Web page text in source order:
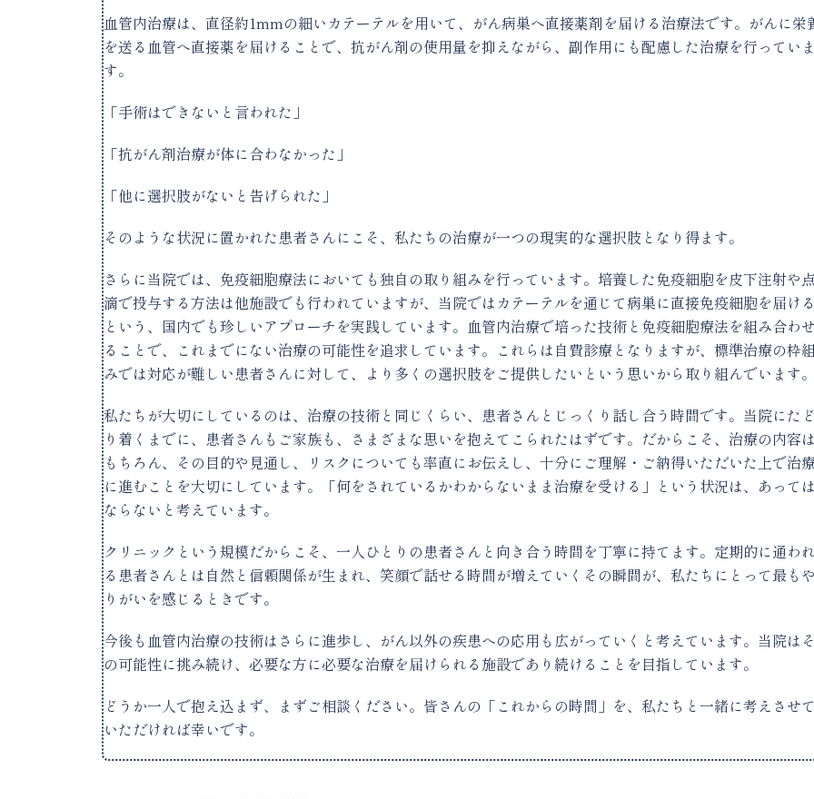
血管内治療は、直径約1mmの細いカテーテルを用いて、がん病巣へ直接薬剤を届ける治療法です。がんに栄
を送る血管へ直接薬を届けることで、抗がん剤の使用量を抑えながら、副作用にも配慮した治療を行っていま
す。
「手術はできないと言われた」
「抗がん剤治療が体に合わなかった」
「他に選択肢がないと告げられた」
そのような状況に置かれた患者さんにこそ、私たちの治療が一つの現実的な選択肢となり得ます。
さらに当院では、免疫細胞療法においても独自の取り組みを行っています。培養した免疫細胞を皮下注射や点
滴で投与する方法は他施設でも行われていますが、当院ではカテーテルを通じて病巣に直接免疫細胞を届ける
という、国内でも珍しいアプローチを実践しています。血管内治療で培った技術と免疫細胞療法を組み合わせ
ることで、これまでにない治療の可能性を追求しています。これらは自費診療となりますが、標準治療の枠組
みでは対応が難しい患者さんに対して、より多くの選択肢をご提供したいという思いから取り組んでいます。
私たちが大切にしているのは、治療の技術と同じくらい、患者さんとじっくり話し合う時間です。当院にたど
り着くまでに、患者さんもご家族も、さまざまな思いを抱えてこられたはずです。だからこそ、治療の内容は
もちろん、その目的や見通し、リスクについても率直にお伝えし、十分にご理解・ご納得いただいた上で治療
に進むことを大切にしています。「何をされているかわからないまま治療を受ける」という状況は、あっては
ならないと考えています。
クリニックという規模だからこそ、一人ひとりの患者さんと向き合う時間を丁寧に持てます。定期的に通わ
る患者さんとは自然と信頼関係が生まれ、笑顔で話せる時間が増えていくその瞬間が、私たちにとって最もや
りがいを感じるときです。
今後も血管内治療の技術はさらに進歩し、がん以外の疾患への応用も広がっていくと考えています。当院はそ
の可能性に挑み続け、必要な方に必要な治療を届けられる施設であり続けることを目指しています。
どうか一人で抱え込まず、まずご相談ください。皆さんの「これからの時間」を、私たちと一緒に考えさせて
いただければ幸いです。